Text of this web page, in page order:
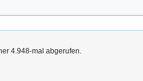
4.948-mal abgerufen.